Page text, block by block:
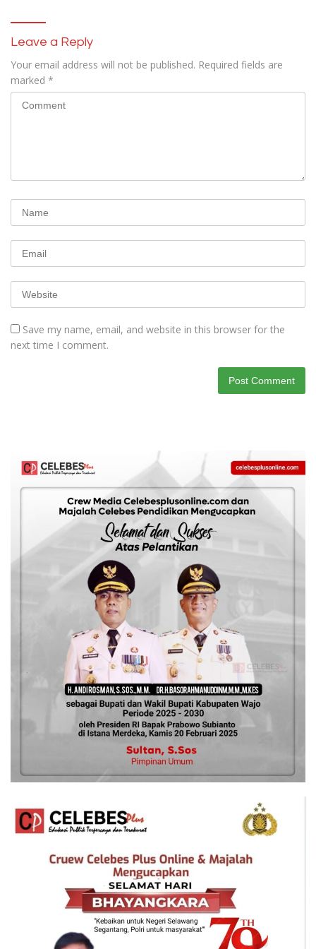
Leave a Reply
Your email address will not be published. Required fields are
marked *
Save my name, email, and website in this browser for the
next time I comment.